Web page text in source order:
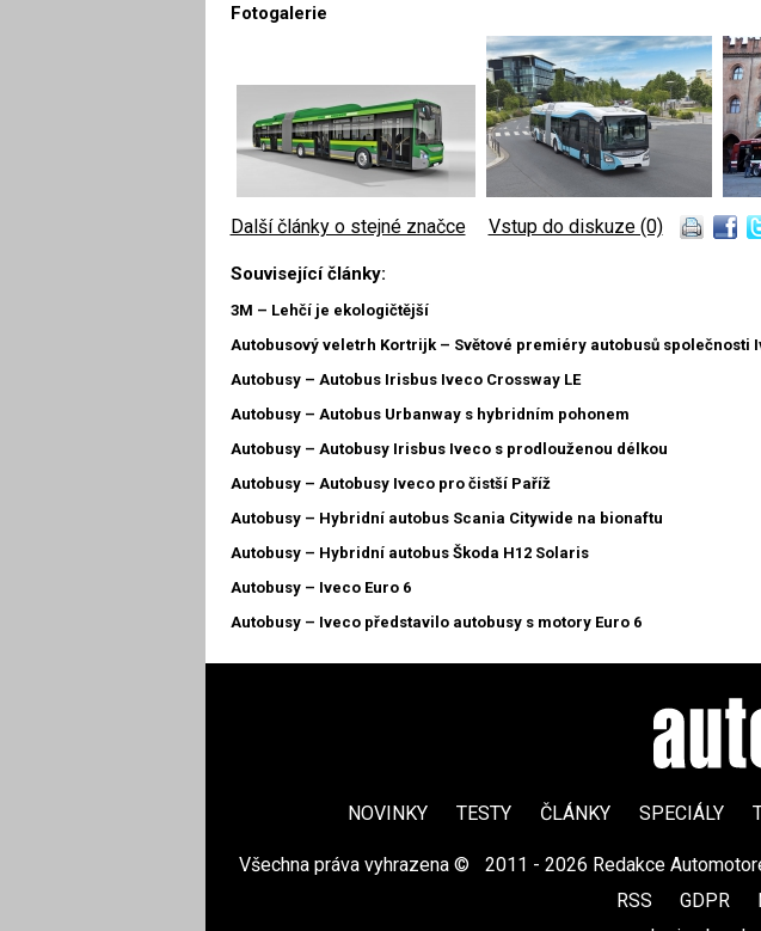
Fotogalerie
Další články o stejné značce Vstup do diskuze (0)
Související články:
3M – Lehčí je ekologičtější
Autobusový veletrh Kortrijk – Světové premiéry autobusů společnosti
Autobusy – Autobus Irisbus Iveco Crossway LE
Autobusy – Autobus Urbanway s hybridním pohonem
Autobusy – Autobusy Irisbus Iveco s prodlouženou délkou
Autobusy – Autobusy Iveco pro čistší Paříž
Autobusy – Hybridní autobus Scania Citywide na bionaftu
Autobusy – Hybridní autobus Škoda H12 Solaris
Autobusy – Iveco Euro 6
Autobusy – Iveco představilo autobusy s motory Euro 6
NOVINKY TESTY ČLÁNKY SPECIÁLY
Všechna práva vyhrazena © 2011 - 2026 Redakce
RSS
GDPR